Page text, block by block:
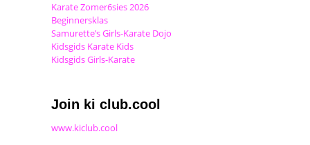
Karate Zomer6sies 2026
Beginnersklas
Samurette’s Girls-Karate Dojo
Kidsgids Karate Kids
Kidsgids Girls-Karate
Join ki club.cool
www.kiclub.cool